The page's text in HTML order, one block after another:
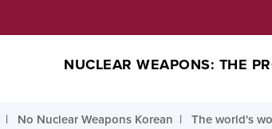
NUCLEAR WEAPONS: THE
No Nuclear Weapons Korean The world's